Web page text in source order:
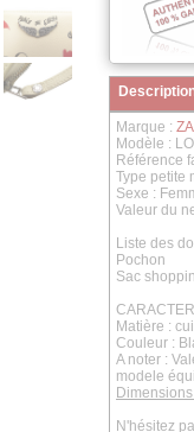
Marque :
Modèle :
Référence
Type petite
Sexe :
Valeur du
Liste des
Pochon
Sac
Matière :
Couleur :
A noter :
modele
Dimensions
N'hésitez